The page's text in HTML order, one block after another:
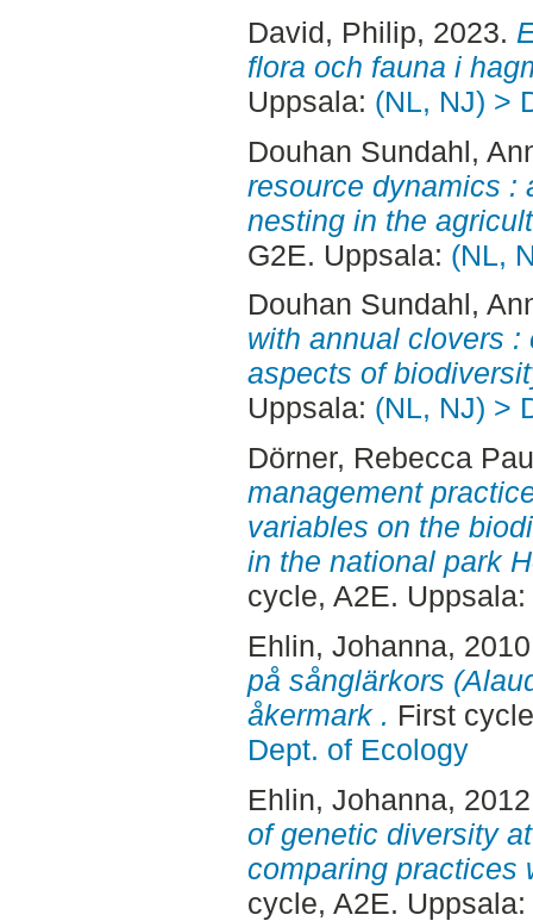
David, Philip, 2023.
flora och fauna i
Uppsala: (NL, NJ) >
Douhan Sundahl,
resource dynamics :
nesting in the
G2E. Uppsala: (NL,
Douhan Sundahl,
with annual clovers
aspects of
Uppsala: (NL, NJ) >
Dörner, Rebecca
management
variables on the
in the national park
cycle, A2E. Uppsala:
Ehlin, Johanna,
på sånglärkors
åkermark . First
Dept. of Ecology
Ehlin, Johanna,
of genetic diversity
comparing practices
cycle, A2E. Uppsala: